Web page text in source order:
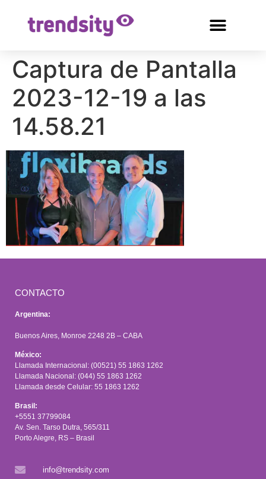
Captura de Pantalla
2023-12-19 a las
14.58.21
CONTACTO
Argentina:
Buenos Aires, Monroe 2248 2B – CABA
México:
Llamada Internacional: (00521) 55 1863 1262
Llamada Nacional: (044) 55 1863 1262
Llamada desde Celular: 55 1863 1262
Brasil:
+5551 37799084
Av. Sen. Tarso Dutra, 565/311
Porto Alegre, RS – Brasil
info@trendsity.com